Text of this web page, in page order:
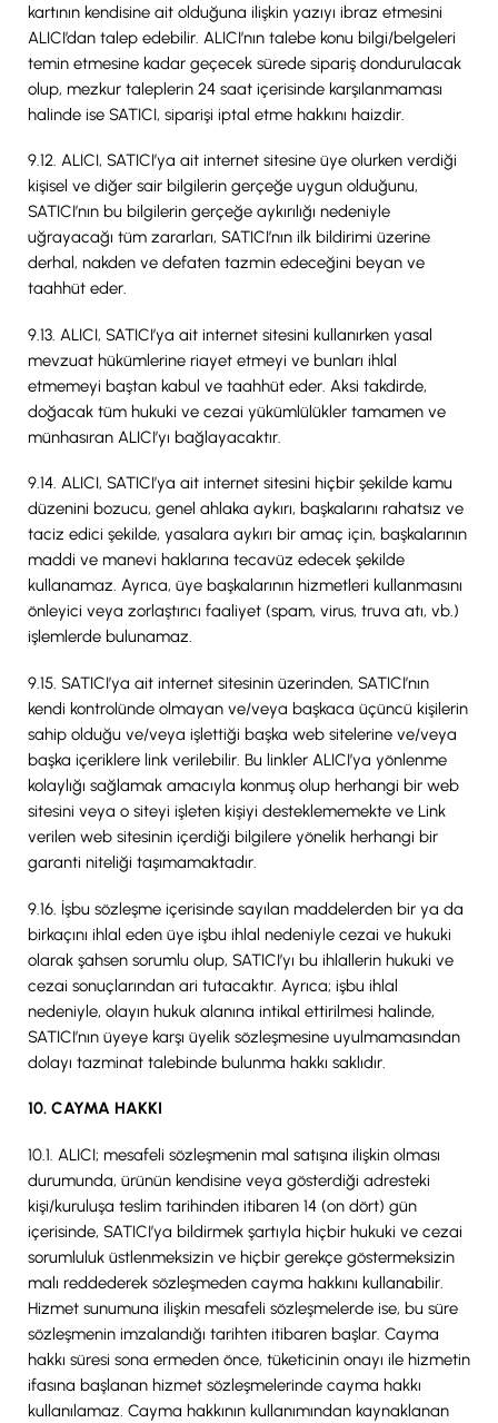
kartının kendisine ait olduğuna ilişkin yazıyı ibraz etmesini
ALICI’dan talep edebilir. ALICI’nın talebe konu bilgi/belgeleri
temin etmesine kadar geçecek sürede sipariş dondurulacak
olup, mezkur taleplerin 24 saat içerisinde karşılanmaması
halinde ise SATICI, siparişi iptal etme hakkını haizdir.
9.12. ALICI, SATICI’ya ait internet sitesine üye olurken verdiği
kişisel ve diğer sair bilgilerin gerçeğe uygun olduğunu,
SATICI’nın bu bilgilerin gerçeğe aykırılığı nedeniyle
uğrayacağı tüm zararları, SATICI’nın ilk bildirimi üzerine
derhal, nakden ve defaten tazmin edeceğini beyan ve
taahhüt eder.
9.13. ALICI, SATICI’ya ait internet sitesini kullanırken yasal
mevzuat hükümlerine riayet etmeyi ve bunları ihlal
etmemeyi baştan kabul ve taahhüt eder. Aksi takdirde,
doğacak tüm hukuki ve cezai yükümlülükler tamamen ve
münhasıran ALICI’yı bağlayacaktır.
9.14. ALICI, SATICI’ya ait internet sitesini hiçbir şekilde kamu
düzenini bozucu, genel ahlaka aykırı, başkalarını rahatsız ve
taciz edici şekilde, yasalara aykırı bir amaç için, başkalarının
maddi ve manevi haklarına tecavüz edecek şekilde
kullanamaz. Ayrıca, üye başkalarının hizmetleri kullanmasını
önleyici veya zorlaştırıcı faaliyet (spam, virus, truva atı, vb.)
işlemlerde bulunamaz.
9.15. SATICI’ya ait internet sitesinin üzerinden, SATICI’nın
kendi kontrolünde olmayan ve/veya başkaca üçüncü kişilerin
sahip olduğu ve/veya işlettiği başka web sitelerine ve/veya
başka içeriklere link verilebilir. Bu linkler ALICI’ya yönlenme
kolaylığı sağlamak amacıyla konmuş olup herhangi bir web
sitesini veya o siteyi işleten kişiyi desteklememekte ve Link
verilen web sitesinin içerdiği bilgilere yönelik herhangi bir
garanti niteliği taşımamaktadır.
9.16. İşbu sözleşme içerisinde sayılan maddelerden bir ya da
birkaçını ihlal eden üye işbu ihlal nedeniyle cezai ve hukuki
olarak şahsen sorumlu olup, SATICI’yı bu ihlallerin hukuki ve
cezai sonuçlarından ari tutacaktır. Ayrıca; işbu ihlal
nedeniyle, olayın hukuk alanına intikal ettirilmesi halinde,
SATICI’nın üyeye karşı üyelik sözleşmesine uyulmamasından
dolayı tazminat talebinde bulunma hakkı saklıdır.
10. CAYMA HAKKI
10.1. ALICI; mesafeli sözleşmenin mal satışına ilişkin olması
durumunda, ürünün kendisine veya gösterdiği adresteki
kişi/kuruluşa teslim tarihinden itibaren 14 (on dört) gün
içerisinde, SATICI’ya bildirmek şartıyla hiçbir hukuki ve cezai
sorumluluk üstlenmeksizin ve hiçbir gerekçe göstermeksizin
malı reddederek sözleşmeden cayma hakkını kullanabilir.
Hizmet sunumuna ilişkin mesafeli sözleşmelerde ise, bu süre
sözleşmenin imzalandığı tarihten itibaren başlar. Cayma
hakkı süresi sona ermeden önce, tüketicinin onayı ile hizmetin
ifasına başlanan hizmet sözleşmelerinde cayma hakkı
kullanılamaz. Cayma hakkının kullanımından kaynaklanan